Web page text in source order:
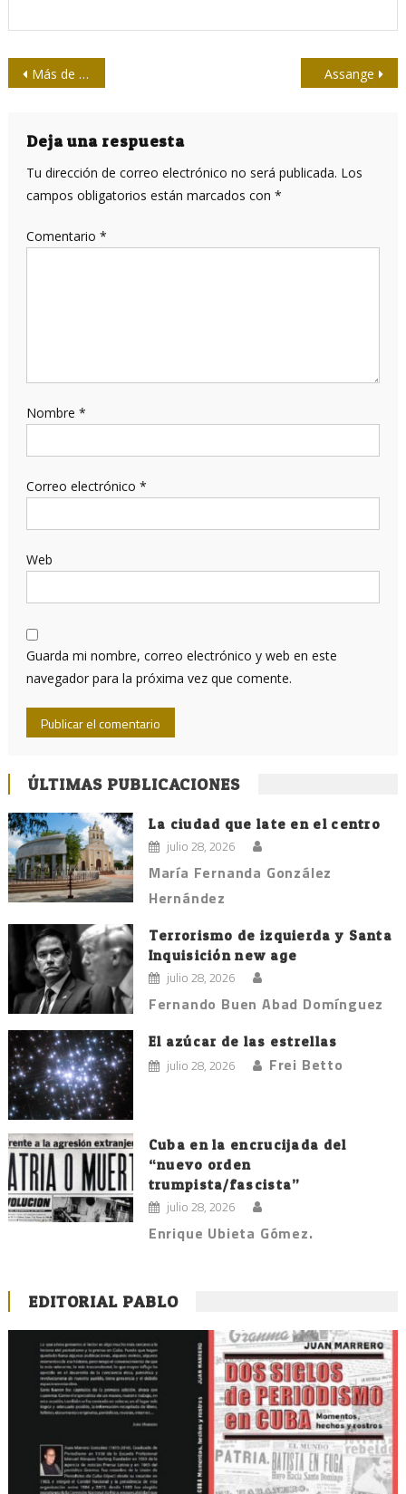
Navegación
entradas
Más de 10 millones de personas con al menos una dosis de las vacunas cubanas anti-COVID-19 Assange
Deja una respuesta
Tu dirección de correo electrónico no será publicada. Los
campos obligatorios están marcados con *
Comentario *
Nombre *
Correo electrónico *
Web
Guarda mi nombre, correo electrónico y web en este
navegador para la próxima vez que comente.
ÚLTIMAS PUBLICACIONES
La ciudad que late en el centro
julio 28, 2026
María Fernanda González
Hernández
Terrorismo de izquierda y Santa
Inquisición new age
julio 28, 2026
Fernando Buen Abad Domínguez
El azúcar de las estrellas
julio 28, 2026 Frei Betto
Cuba en la encrucijada del
“nuevo orden
trumpista/fascista”
julio 28, 2026
Enrique Ubieta Gómez.
EDITORIAL PABLO